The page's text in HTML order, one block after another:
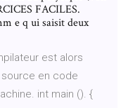
FACILES.
e q ui saisit deux
est alors
en code
int main (). {